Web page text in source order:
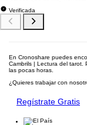
Verificada
En Cronoshare puedes
Cambrils | Lectura del tarot.
las pocas horas.
¿Quieres trabajar con
Regístrate Gratis